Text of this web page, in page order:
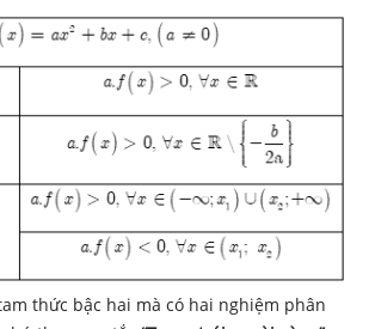
thức bậc hai mà có hai nghiệm phân